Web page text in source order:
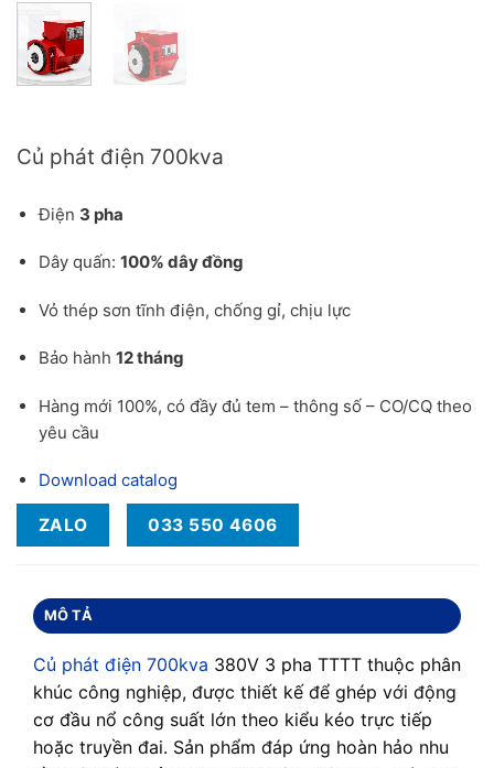
Củ phát điện 700kva
Điện 3 pha
Dây quấn: 100% dây đồng
Vỏ thép sơn tĩnh điện, chống gỉ, chịu lực
Bảo hành 12 tháng
Hàng mới 100%, có đầy đủ tem – thông số – CO/CQ theo
yêu cầu
Download catalog
ZALO 033 550 4606
MÔ TẢ
Củ phát điện 700kva 380V 3 pha TTTT thuộc phân
khúc công nghiệp, được thiết kế để ghép với động
cơ đầu nổ công suất lớn theo kiểu kéo trực tiếp
hoặc truyền đai. Sản phẩm đáp ứng hoàn hảo nhu